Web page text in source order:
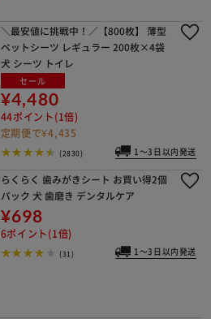
＼最安値に挑戦中！／【800枚】 薄型
ペットシーツ レギュラー 200枚×4袋
犬 シーツ トイレ
セール
¥4,480
44ポイント(1倍)
定期便で¥4,435
(2830) 1～3日以内発送
らくらく 歯みがきシート お買い得2個
パック 犬 歯磨き デンタルケア
¥698
6ポイント(1倍)
(31) 1～3日以内発送